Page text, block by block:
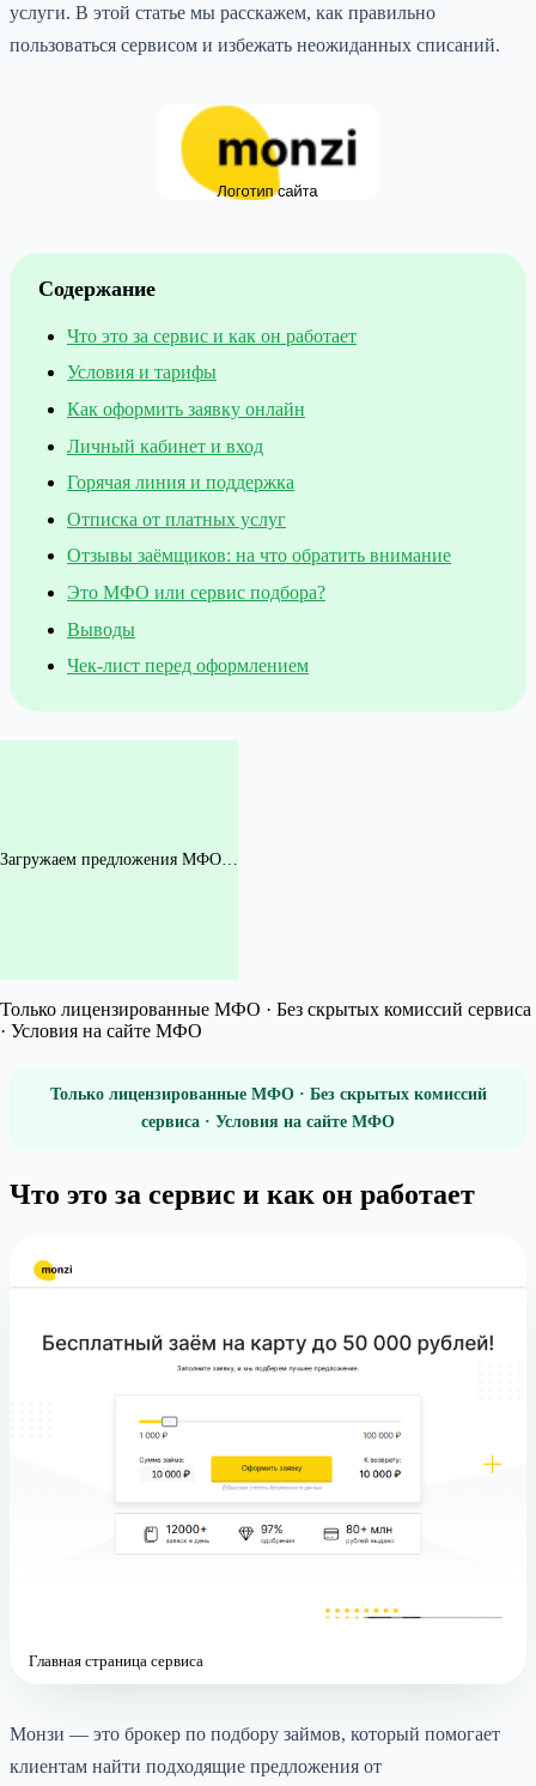
услуги. В этой статье мы расскажем, как правильно
пользоваться сервисом и избежать неожиданных списаний.
Содержание
Что это за сервис и как он работает
Условия и тарифы
Как оформить заявку онлайн
Личный кабинет и вход
Горячая линия и поддержка
Отписка от платных услуг
Отзывы заёмщиков: на что обратить внимание
Это МФО или сервис подбора?
Выводы
Чек-лист перед оформлением
Загружаем предложения МФО…
Только лицензированные МФО · Без скрытых комиссий сервиса
· Условия на сайте МФО
Только лицензированные МФО · Без скрытых комиссий
сервиса · Условия на сайте МФО
Что это за сервис и как он работает
Главная страница сервиса
Монзи — это брокер по подбору займов, который помогает
клиентам найти подходящие предложения от